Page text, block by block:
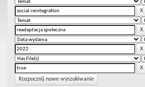
Rozpocznij nowe wyszukiwanie